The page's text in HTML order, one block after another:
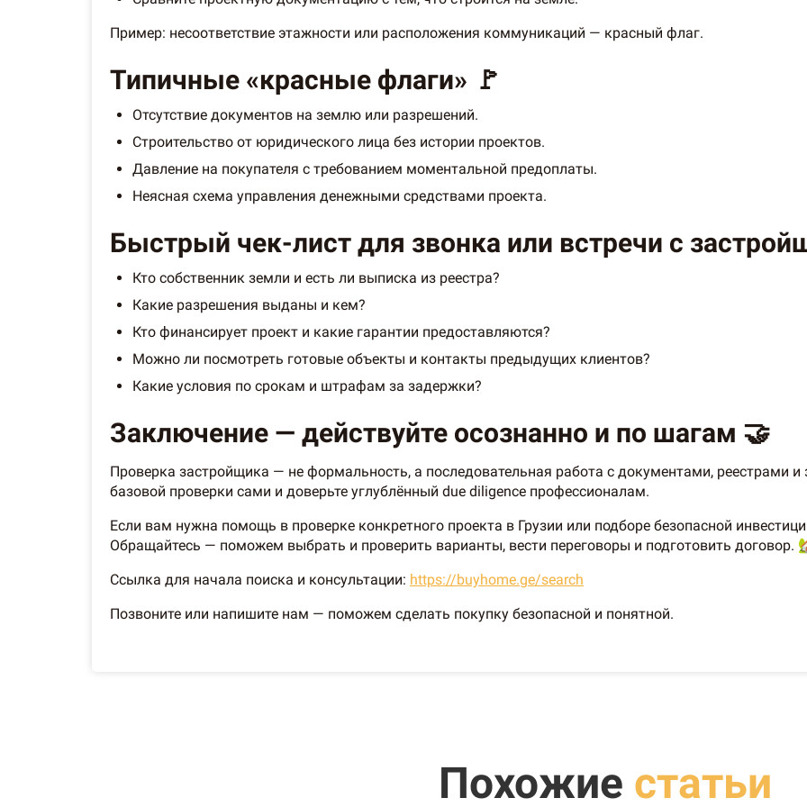
Пример: несоответствие этажности или расположения коммуникаций — красный флаг.
Типичные «красные флаги» 🚩
Отсутствие документов на землю или разрешений.
Строительство от юридического лица без истории проектов.
Давление на покупателя с требованием моментальной предоплаты.
Неясная схема управления денежными средствами проекта.
Быстрый чек-лист для звонка или встречи с
Кто собственник земли и есть ли выписка из реестра?
Какие разрешения выданы и кем?
Кто финансирует проект и какие гарантии предоставляются?
Можно ли посмотреть готовые объекты и контакты предыдущих клиентов?
Какие условия по срокам и штрафам за задержки?
Заключение — действуйте осознанно и по шагам 🤝
Проверка застройщика — не формальность, а последовательная работа с документами, реестрами
базовой проверки сами и доверьте углублённый due diligence профессионалам.
Если вам нужна помощь в проверке конкретного проекта в Грузии или подборе безопасной
Обращайтесь — поможем выбрать и проверить варианты, вести переговоры и подготовить договор.
Ссылка для начала поиска и консультации: https://buyhome.ge/search
Позвоните или напишите нам — поможем сделать покупку безопасной и понятной.
Похожие статьи